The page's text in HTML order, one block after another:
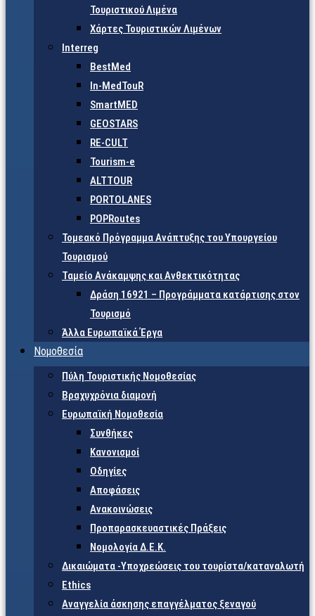
Τουριστικού Λιμένα
Χάρτες Τουριστικών Λιμένων
Interreg
BestMed
In-MedTouR
SmartMED
GEOSTARS
RE-CULT
Tourism-e
ALTTOUR
PORTOLANES
POPRoutes
Τομεακό Πρόγραμμα Ανάπτυξης του Υπουργείου
Τουρισμού
Ταμείο Ανάκαμψης και Ανθεκτικότητας
Δράση 16921 – Προγράμματα κατάρτισης στον
Τουρισμό
Άλλα Ευρωπαϊκά Έργα
Νομοθεσία
Πύλη Τουριστικής Νομοθεσίας
Βραχυχρόνια διαμονή
Ευρωπαϊκή Νομοθεσία
Συνθήκες
Κανονισμοί
Οδηγίες
Αποφάσεις
Ανακοινώσεις
Προπαρασκευαστικές Πράξεις
Νομολογία Δ.Ε.Κ.
Δικαιώματα -Υποχρεώσεις του τουρίστα/καταναλωτή
Ethics
Αναγγελία άσκησης επαγγέλματος ξεναγού